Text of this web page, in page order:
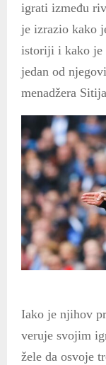
igrati između
je izrazio kako
istoriji i kako je
jedan od
menadžera
Iako je njihov
veruje svojim
žele da osvoje